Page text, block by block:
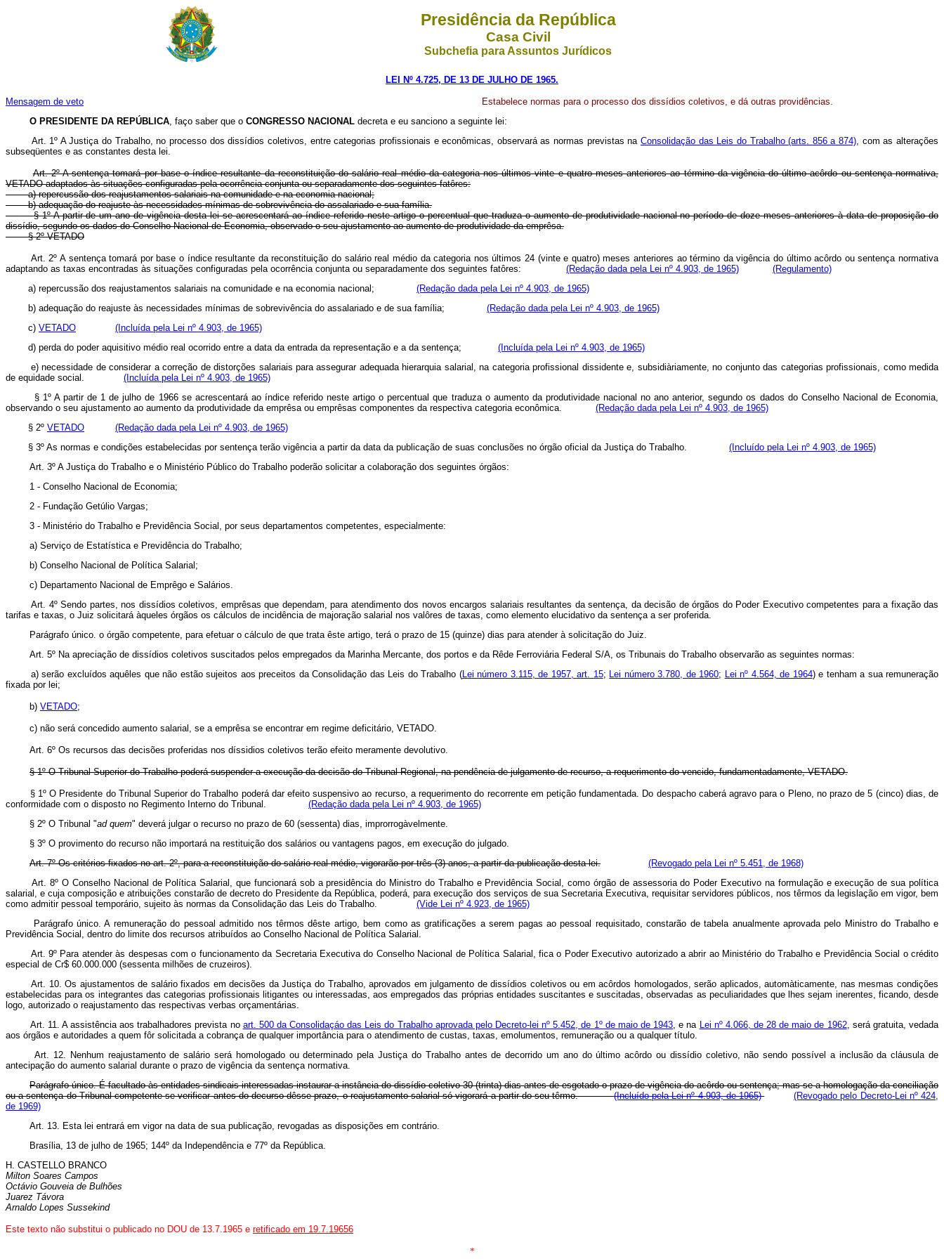
Presidência da República
Casa Civil
Subchefia para Assuntos Jurídicos
LEI Nº 4.725, DE 13 DE JULHO DE 1965.
Mensagem de veto
Estabelece normas para o processo dos dissídios coletivos, e dá outras providências.
O PRESIDENTE DA REPÚBLICA, faço saber que o CONGRESSO NACIONAL decreta e eu sanciono a seguinte lei:
Art. 1º A Justiça do Trabalho, no processo dos dissídios coletivos, entre categorias profissionais e econômicas, observará as normas previstas na Consolidação das Leis do Trabalho (arts. 856 a 874), com as alterações
subseqüentes e as constantes desta lei.
Art. 2º A sentença tomará por base o índice resultante da reconstituição do salário real médio da categoria nos últimos vinte e quatro meses anteriores ao término da vigência do último acôrdo ou sentença normativa,
VETADO adaptados às situações configuradas pela ocorrência conjunta ou separadamente dos seguintes fatôres:
a) repercussão dos reajustamentos salariais na comunidade e na economia nacional;
b) adequação do reajuste às necessidades mínimas de sobrevivência do assalariado e sua família.
§ 1º A partir de um ano de vigência desta lei se acrescentará ao índice referido neste artigo o percentual que traduza o aumento de produtividade nacional no período de doze meses anteriores à data de proposição do
dissídio, segundo os dados do Conselho Nacional de Economia, observado o seu ajustamento ao aumento de produtividade da emprêsa.
§ 2ºVETADO
Art. 2º A sentença tomará por base o índice resultante da reconstituição do salário real médio da categoria nos últimos 24 (vinte e quatro) meses anteriores ao término da vigência do último acôrdo ou sentença normativa
adaptando as taxas encontradas às situações configuradas pela ocorrência conjunta ou separadamente dos seguintes fatôres: (Redação dada pela Lei nº 4.903, de 1965)
(Regulamento)
a) repercussão dos reajustamentos salariais na comunidade e na economia nacional; (Redação dada pela Lei nº 4.903, de 1965)
b) adequação do reajuste às necessidades mínimas de sobrevivência do assalariado e de sua família; (Redação dada pela Lei nº 4.903, de 1965)
c) VETADO
(Incluída pela Lei nº 4.903, de 1965)
d) perda do poder aquisitivo médio real ocorrido entre a data da entrada da representação e a da sentença; (Incluída pela Lei nº 4.903, de 1965)
e) necessidade de considerar a correção de distorções salariais para assegurar adequada hierarquia salarial, na categoria profissional dissidente e, subsidiàriamente, no conjunto das categorias profissionais, como medida
de equidade social. (Incluída pela Lei nº 4.903, de 1965)
§ 1º A partir de 1 de julho de 1966 se acrescentará ao índice referido neste artigo o percentual que traduza o aumento da produtividade nacional no ano anterior, segundo os dados do Conselho Nacional de Economia,
observando o seu ajustamento ao aumento da produtividade da emprêsa ou emprêsas componentes da respectiva categoria econômica. (Redação dada pela Lei nº 4.903, de 1965)
§ 2º VETADO
(Redação dada pela Lei nº 4.903, de 1965)
§ 3º As normas e condições estabelecidas por sentença terão vigência a partir da data da publicação de suas conclusões no órgão oficial da Justiça do Trabalho. (Incluído pela Lei nº 4.903, de 1965)
Art. 3º A Justiça do Trabalho e o Ministério Público do Trabalho poderão solicitar a colaboração dos seguintes órgãos:
1 - Conselho Nacional de Economia;
2 - Fundação Getúlio Vargas;
3 - Ministério do Trabalho e Previdência Social, por seus departamentos competentes, especialmente:
a) Serviço de Estatística e Previdência do Trabalho;
b) Conselho Nacional de Política Salarial;
c) Departamento Nacional de Emprêgo e Salários.
Art. 4º Sendo partes, nos dissídios coletivos, emprêsas que dependam, para atendimento dos novos encargos salariais resultantes da sentença, da decisão de órgãos do Poder Executivo competentes para a fixação das
tarifas e taxas, o Juiz solicitará àqueles órgãos os cálculos de incidência de majoração salarial nos valôres de taxas, como elemento elucidativo da sentença a ser proferida.
Parágrafo único. o órgão competente, para efetuar o cálculo de que trata êste artigo, terá o prazo de 15 (quinze) dias para atender à solicitação do Juiz.
Art. 5º Na apreciação de dissídios coletivos suscitados pelos empregados da Marinha Mercante, dos portos e da Rêde Ferroviária Federal S/A, os Tribunais do Trabalho observarão as seguintes normas:
a) serão excluídos aquêles que não estão sujeitos aos preceitos da Consolidação das Leis do Trabalho (Lei número 3.115, de 1957, art. 15; Lei número 3.780, de 1960; Lei nº 4.564, de 1964) e tenham a sua remuneração
fixada por lei;
b) VETADO;
c) não será concedido aumento salarial, se a emprêsa se encontrar em regime deficitário, VETADO.
Art. 6º Os recursos das decisões proferidas nos díssidios coletivos terão efeito meramente devolutivo.
§ 1º O Tribunal Superior do Trabalho poderá suspender a execução da decisão do Tribunal Regional, na pendência de julgamento de recurso, a requerimento do vencido, fundamentadamente,VETADO.
§ 1º O Presidente do Tribunal Superior do Trabalho poderá dar efeito suspensivo ao recurso, a requerimento do recorrente em petição fundamentada. Do despacho caberá agravo para o Pleno, no prazo de 5 (cinco) dias, de
conformidade com o disposto no Regimento Interno do Tribunal. (Redação dada pela Lei nº 4.903, de 1965)
§ 2º O Tribunal "ad quem" deverá julgar o recurso no prazo de 60 (sessenta) dias, improrrogàvelmente.
§ 3º O provimento do recurso não importará na restituição dos salários ou vantagens pagos, em execução do julgado.
Art. 7º Os critérios fixados no art. 2º, para a reconstituição do salário real médio, vigorarão por três (3) anos, a partir da publicação desta lei.
(Revogado pela Lei nº 5.451, de 1968)
Art. 8º O Conselho Nacional de Política Salarial, que funcionará sob a presidência do Ministro do Trabalho e Previdência Social, como órgão de assessoria do Poder Executivo na formulação e execução de sua política
salarial, e cuja composição e atribuições constarão de decreto do Presidente da República, poderá, para execução dos serviços de sua Secretaria Executiva, requisitar servidores públicos, nos têrmos da legislação em vigor, bem
como admitir pessoal temporário, sujeito às normas da Consolidação das Leis do Trabalho. (Vide Lei nº 4.923, de 1965)
Parágrafo único. A remuneração do pessoal admitido nos têrmos dêste artigo, bem como as gratificações a serem pagas ao pessoal requisitado, constarão de tabela anualmente aprovada pelo Ministro do Trabalho e
Previdência Social, dentro do limite dos recursos atribuídos ao Conselho Nacional de Política Salarial.
Art. 9º Para atender às despesas com o funcionamento da Secretaria Executiva do Conselho Nacional de Política Salarial, fica o Poder Executivo autorizado a abrir ao Ministério do Trabalho e Previdência Social o crédito
especial de Cr$ 60.000.000 (sessenta milhões de cruzeiros).
Art. 10. Os ajustamentos de salário fixados em decisões da Justiça do Trabalho, aprovados em julgamento de dissídios coletivos ou em acôrdos homologados, serão aplicados, automàticamente, nas mesmas condições
estabelecidas para os integrantes das categorias profissionais litigantes ou interessadas, aos empregados das próprias entidades suscitantes e suscitadas, observadas as peculiaridades que lhes sejam inerentes, ficando, desde
logo, autorizado o reajustamento das respectivas verbas orçamentárias.
Art. 11. A assistência aos trabalhadores prevista no art. 500 da Consolidaçáo das Leis do Trabalho aprovada pelo Decreto-lei nº 5.452, de 1º de maio de 1943, e na Lei nº 4.066, de 28 de maio de 1962, será gratuita, vedada
aos órgãos e autoridades a quem fôr solicitada a cobrança de qualquer importância para o atendimento de custas, taxas, emolumentos, remuneração ou a qualquer título.
Art. 12. Nenhum reajustamento de salário será homologado ou determinado pela Justiça do Trabalho antes de decorrido um ano do último acôrdo ou dissídio coletivo, não sendo possível a inclusão da cláusula de
antecipação do aumento salarial durante o prazo de vigência da sentença normativa.
Parágrafo único. É facultado às entidades sindicais interessadas instaurar a instância do dissídio coletivo 30 (trinta) dias antes de esgotado o prazo de vigência do acôrdo ou sentença; mas se a homologação da conciliação
ou a sentença do Tribunal competente se verificar antes do decurso dêsse prazo, o reajustamento salarial só vigorará a partir do seu têrmo.(Incluído pela Lei nº 4.903, de 1965)
(Revogado pelo Decreto-Lei nº 424,
de 1969)
Art. 13. Esta lei entrará em vigor na data de sua publicação, revogadas as disposições em contrário.
Brasília, 13 de julho de 1965; 144º da Independência e 77º da República.
H. CASTELLO BRANCO
Milton Soares Campos
Octávio Gouveia de Bulhões
Juarez Távora
Arnaldo Lopes Sussekind
Este texto não substitui o publicado no DOU de 13.7.1965 e retificado em 19.7.19656
*